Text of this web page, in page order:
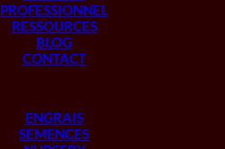
PROFESSIONNEL
RESSOURCES
BLOG
CONTACT
ENGRAIS
SEMENCES